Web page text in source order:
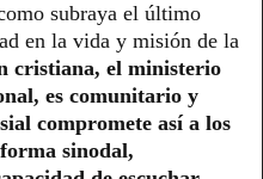
subraya el último
en la vida y misión de la
cristiana, el ministerio
es comunitario y
compromete así a los
sinodal,